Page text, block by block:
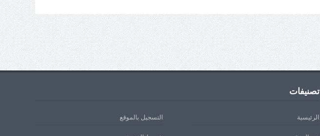
تصنيفات
الرئيسية التسجيل بالموقع